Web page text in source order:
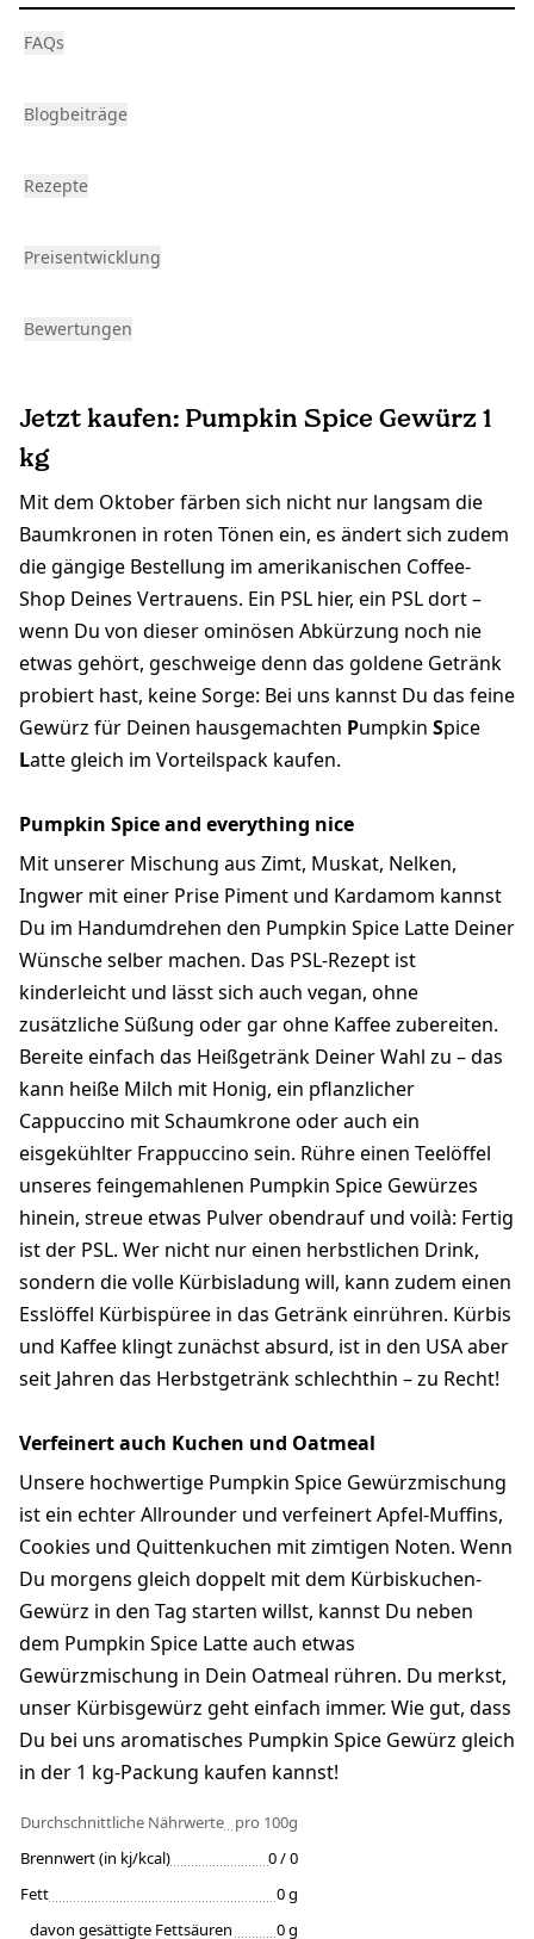
FAQs
Blogbeiträge
Rezepte
Preisentwicklung
Bewertungen
Jetzt kaufen: Pumpkin Spice Gewürz 1
kg
Mit dem Oktober färben sich nicht nur langsam die
Baumkronen in roten Tönen ein, es ändert sich zudem
die gängige Bestellung im amerikanischen Coffee-
Shop Deines Vertrauens. Ein PSL hier, ein PSL dort –
wenn Du von dieser ominösen Abkürzung noch nie
etwas gehört, geschweige denn das goldene Getränk
probiert hast, keine Sorge: Bei uns kannst Du das feine
Gewürz für Deinen hausgemachten Pumpkin Spice
Latte gleich im Vorteilspack kaufen.
Pumpkin Spice and everything nice
Mit unserer Mischung aus Zimt, Muskat, Nelken,
Ingwer mit einer Prise Piment und Kardamom kannst
Du im Handumdrehen den Pumpkin Spice Latte Deiner
Wünsche selber machen. Das PSL-Rezept ist
kinderleicht und lässt sich auch vegan, ohne
zusätzliche Süßung oder gar ohne Kaffee zubereiten.
Bereite einfach das Heißgetränk Deiner Wahl zu – das
kann heiße Milch mit Honig, ein pflanzlicher
Cappuccino mit Schaumkrone oder auch ein
eisgekühlter Frappuccino sein. Rühre einen Teelöffel
unseres feingemahlenen Pumpkin Spice Gewürzes
hinein, streue etwas Pulver obendrauf und voilà: Fertig
ist der PSL. Wer nicht nur einen herbstlichen Drink,
sondern die volle Kürbisladung will, kann zudem einen
Esslöffel Kürbispüree in das Getränk einrühren. Kürbis
und Kaffee klingt zunächst absurd, ist in den USA aber
seit Jahren das Herbstgetränk schlechthin – zu Recht!
Verfeinert auch Kuchen und Oatmeal
Unsere hochwertige Pumpkin Spice Gewürzmischung
ist ein echter Allrounder und verfeinert Apfel-Muffins,
Cookies und Quittenkuchen mit zimtigen Noten. Wenn
Du morgens gleich doppelt mit dem Kürbiskuchen-
Gewürz in den Tag starten willst, kannst Du neben
dem Pumpkin Spice Latte auch etwas
Gewürzmischung in Dein Oatmeal rühren. Du merkst,
unser Kürbisgewürz geht einfach immer. Wie gut, dass
Du bei uns aromatisches Pumpkin Spice Gewürz gleich
in der 1 kg-Packung kaufen kannst!
Durchschnittliche Nährwerte pro 100g
Brennwert (in kj/kcal)
0 / 0
Fett
0 g
davon gesättigte Fettsäuren
0 g